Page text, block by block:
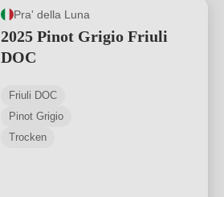
Pra' della Luna
2025 Pinot Grigio Friuli
DOC
Friuli DOC
Pinot Grigio
Trocken